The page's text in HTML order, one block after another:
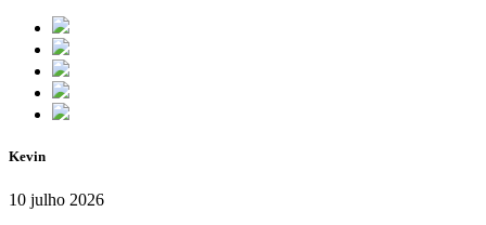
Kevin
10 julho 2026